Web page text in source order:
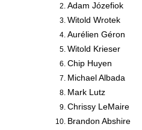
Adam Józefiok
Witold Wrotek
Aurélien Géron
Witold Krieser
Chip Huyen
Michael Albada
Mark Lutz
Chrissy LeMaire
Brandon Abshire